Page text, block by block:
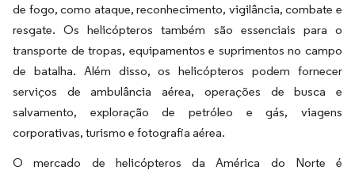
de fogo, como ataque, reconhecimento, vigilância, combate e
resgate. Os helicópteros também são essenciais para o
transporte de tropas, equipamentos e suprimentos no campo
de batalha. Além disso, os helicópteros podem fornecer
serviços de ambulância aérea, operações de busca e
salvamento, exploração de petróleo e gás, viagens
corporativas, turismo e fotografia aérea.
O mercado de helicópteros da América do Norte é